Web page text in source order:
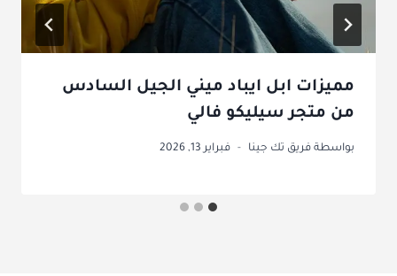
مميزات ابل ايباد ميني الجيل السادس
من متجر سيليكو فالي
بواسطة فريق تك جينا فبراير 13, 2026